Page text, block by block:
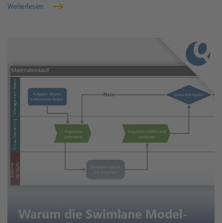
Weiterlesen